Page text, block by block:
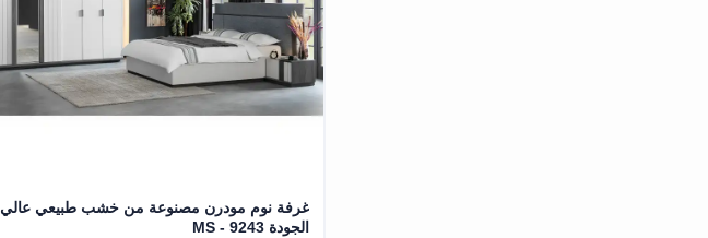
غرفة نوم مودرن مصنوعة من خشب طبيعي عالي
الجودة MS - 9243